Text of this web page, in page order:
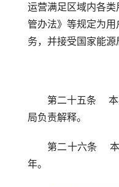
运营满足区域内各
管办法》等规定为
务，并接受国家能源
第二十五条
局负责解释。
第二十六条
年。